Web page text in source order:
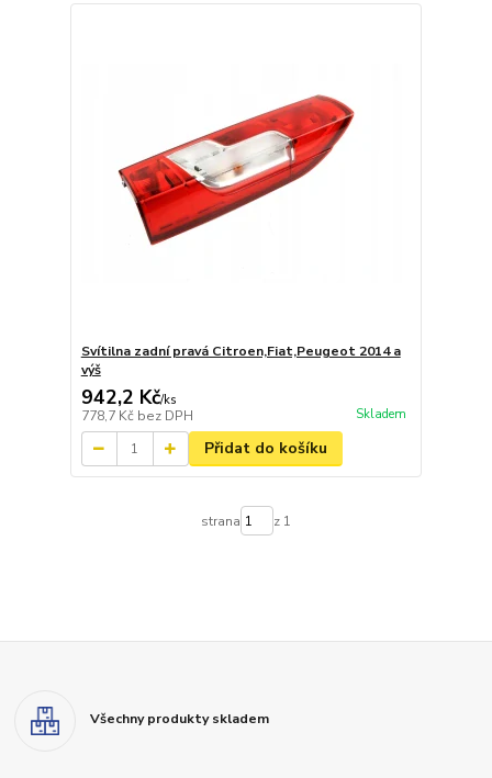
Svítilna zadní pravá Citroen,Fiat,Peugeot 2014 a
výš
942,2 Kč/ks
778,7 Kč bez DPH Skladem
Přidat do košíku
strana z 1
Všechny produkty skladem